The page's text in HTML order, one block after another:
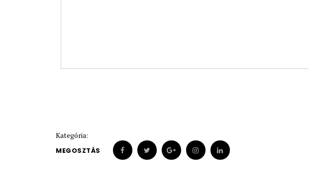
Kategória:
MEGOSZTÁS